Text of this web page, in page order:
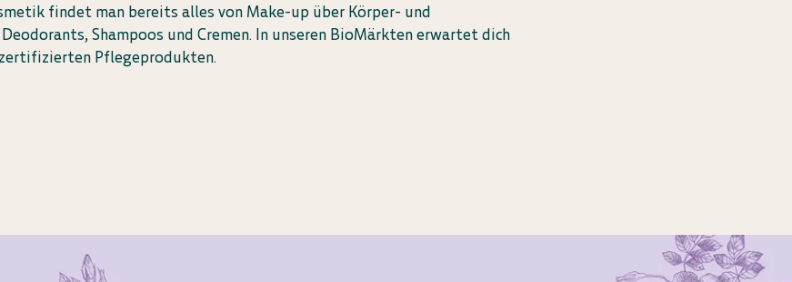
findet man bereits alles von Make-up über Körper- und
Shampoos und Cremen. In unseren BioMärkten erwartet dich
Pflegeprodukten.